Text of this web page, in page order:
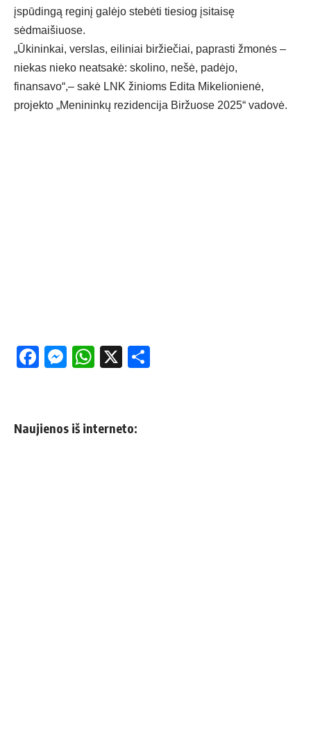
įspūdingą reginį galėjo stebėti tiesiog įsitaisę
sėdmaišiuose.
„Ūkininkai, verslas, eiliniai biržiečiai, paprasti žmonės –
niekas nieko neatsakė: skolino, nešė, padėjo,
finansavo“,– sakė LNK žinioms Edita Mikelionienė,
projekto „Menininkų rezidencija Biržuose 2025“ vadovė.
Facebook
Messenger
WhatsApp
X
Naujienos iš interneto: